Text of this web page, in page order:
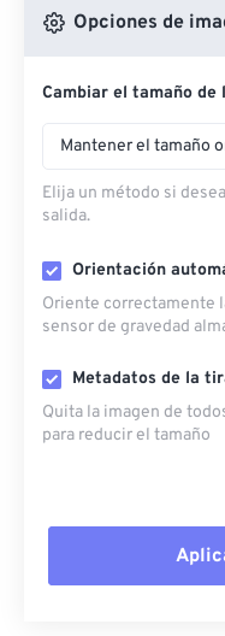
Desde
Desde
Opciones de
Cambiar el tamaño de
Mantener el tamaño
Elija un método si
salida.
Orientación
Oriente correctamente
sensor de gravedad
Metadatos de la
Quita la imagen de
para reducir el tamaño